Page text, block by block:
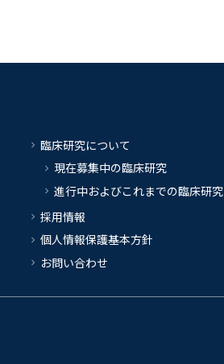
臨床研究について
現在募集中の臨床研究
進行中およびこれまでの臨床研究
採用情報
個人情報保護基本方針
お問い合わせ